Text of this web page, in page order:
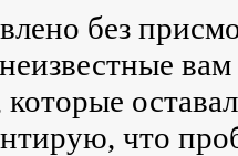
без
которые
что